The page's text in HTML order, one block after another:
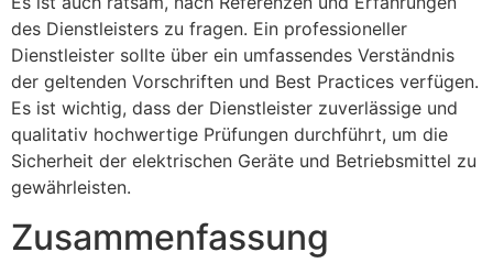
des Dienstleisters zu fragen. Ein professioneller
Dienstleister sollte über ein umfassendes Verständnis
der geltenden Vorschriften und Best Practices verfügen.
Es ist wichtig, dass der Dienstleister zuverlässige und
qualitativ hochwertige Prüfungen durchführt, um die
Sicherheit der elektrischen Geräte und Betriebsmittel zu
gewährleisten.
Zusammenfassung